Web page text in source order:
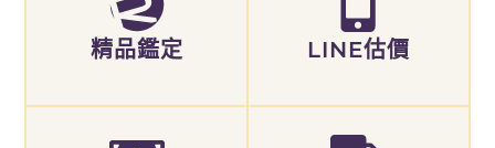
精品鑑定 LINE估價